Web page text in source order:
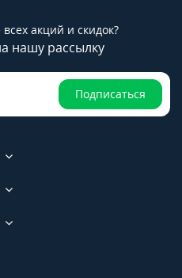
акций и скидок?
нашу рассылку
Подписаться